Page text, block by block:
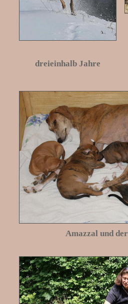
dreieinhalb Jahre
Amazzal und der